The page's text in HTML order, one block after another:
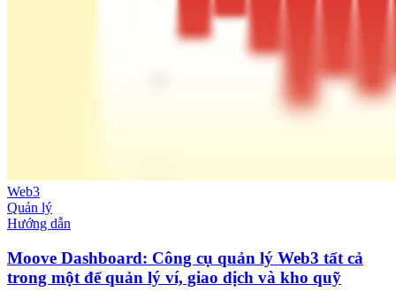
Web3
Quản lý
Hướng dẫn
Moove Dashboard: Công cụ quản lý Web3 tất cả
trong một để quản lý ví, giao dịch và kho quỹ